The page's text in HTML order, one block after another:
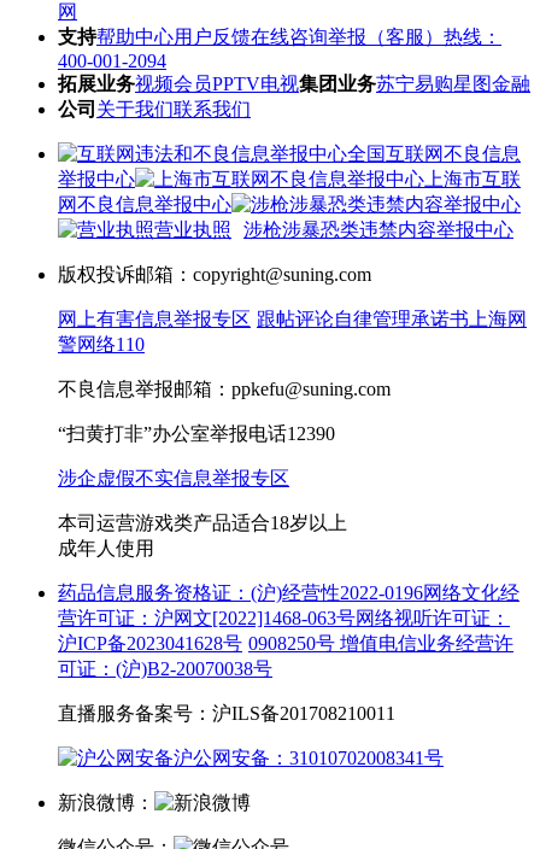
网
支持帮助中心用户反馈在线咨询举报（客服）热线：
400-001-2094
拓展业务视频会员PPTV电视集团业务苏宁易购星图金融
公司 关于我们联系我们
全国互联网不良信息
举报中心
上海市互联
网不良信息举报中心
涉枪涉暴恐类违禁内容举报中心
营业执照
版权投诉邮箱：copyright@suning.com
跟帖评论自律管理承诺书
网上有害信息举报专区
上海网
警网络110
不良信息举报邮箱：ppkefu@suning.com
“扫黄打非”办公室举报电话12390
涉企虚假不实信息举报专区
本司运营游戏类产品适合18岁以上
成年人使用
药品信息服务资格证：(沪)经营性2022-0196网络文化经
营许可证：沪网文[2022]1468-063号
沪ICP备2023041628号
网络视听许可证：
0908250号 增值电信业务经营许
可证：(沪)B2-20070038号
直播服务备案号：沪ILS备201708210011
沪公网安备：31010702008341号
新浪微博：